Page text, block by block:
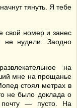
тянуть. Я тебе
номер и занес
не нудели. Заодно
на
мне на прощанье
стоял метрах в
не было доклада о
почту — пусто. На